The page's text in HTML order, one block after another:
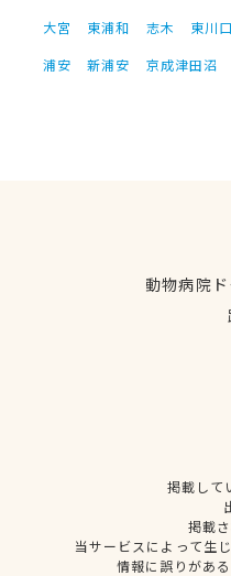
大宮 東浦和 志木 東川口
浦安 新浦安 京成津田沼
動物病院
掲載して
掲載
当サービスによって生
情報に誤りがあ